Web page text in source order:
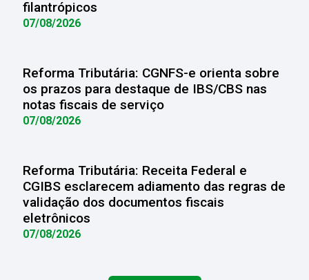
filantrópicos
07/08/2026
Reforma Tributária: CGNFS-e orienta sobre
os prazos para destaque de IBS/CBS nas
notas fiscais de serviço
07/08/2026
Reforma Tributária: Receita Federal e
CGIBS esclarecem adiamento das regras de
validação dos documentos fiscais
eletrônicos
07/08/2026